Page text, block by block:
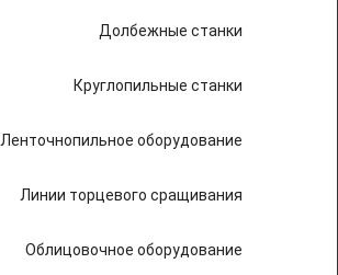
Долбежные станки
Круглопильные станки
Ленточнопильное оборудование
Линии торцевого сращивания
Облицовочное оборудование